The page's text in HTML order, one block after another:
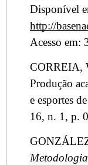
Disponível
http://
Acesso em:
CORREIA,
Produção
e esportes
16, n. 1, p.